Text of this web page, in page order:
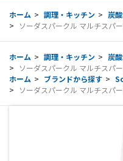
ホーム > 調理・キッチン > 炭
>
ソーダスパークル マルチスパ
ホーム > 調理・キッチン > 炭
>
ソーダスパークル マルチスパ
ホーム > ブランドから探す >
>
ソーダスパークル マルチスパ